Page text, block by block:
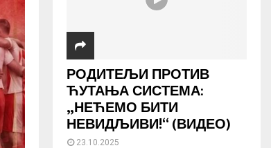
РОДИТЕЉИ ПРОТИВ
ЋУТАЊА СИСТЕМА:
„НЕЋЕМО БИТИ
НЕВИДЉИВИ!“ (ВИДЕО)
23.10.2025